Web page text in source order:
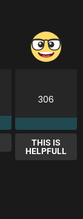
306
THIS IS
HELPFULL